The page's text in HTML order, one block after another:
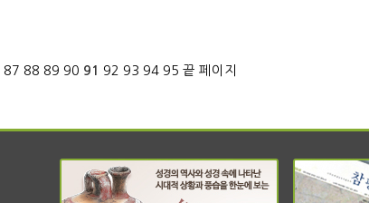
87 88 89 90 91 92 93 94 95 끝 페이지